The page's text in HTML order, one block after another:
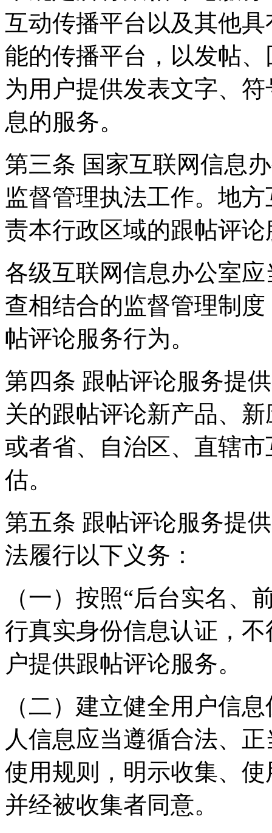
互动传播平台以及其他
能的传播平台，以发帖
为用户提供发表文字、
息的服务。
第三条 国家互联网信息
监督管理执法工作。地
责本行政区域的跟帖评
各级互联网信息办公室
查相结合的监督管理制
帖评论服务行为。
第四条 跟帖评论服务提
关的跟帖评论新产品、
或者省、自治区、直辖
估。
第五条 跟帖评论服务提
法履行以下义务：
（一）按照“后台实名、
行真实身份信息认证，
户提供跟帖评论服务。
（二）建立健全用户信
人信息应当遵循合法、
使用规则，明示收集、
并经被收集者同意。